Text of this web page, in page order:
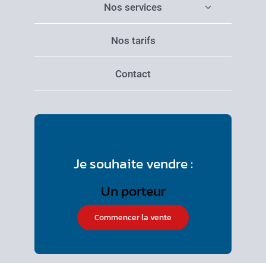
Nos services
Nos tarifs
Contact
Je souhaite vendre :
Commencer la vente